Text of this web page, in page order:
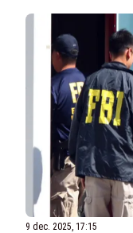
9 dec. 2025, 17:15